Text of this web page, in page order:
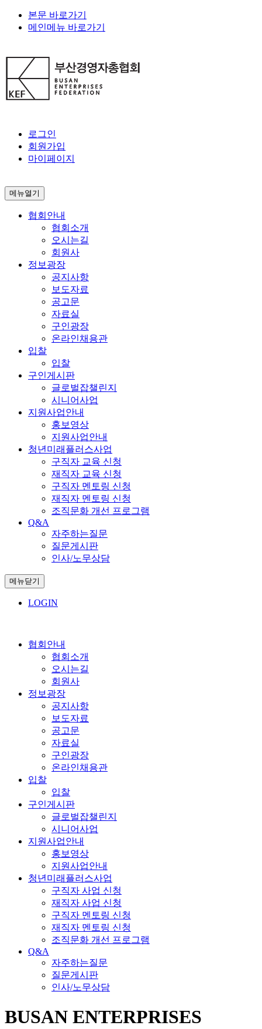
본문 바로가기
메인메뉴 바로가기
로그인
회원가입
마이페이지
메뉴열기
협회안내
협회소개
오시는길
회원사
정보광장
공지사항
보도자료
공고문
자료실
구인광장
온라인채용관
입찰
입찰
구인게시판
글로벌잡챌린지
시니어사업
지원사업안내
홍보영상
지원사업안내
청년미래플러스사업
구직자 교육 신청
재직자 교육 신청
구직자 멘토링 신청
재직자 멘토링 신청
조직문화 개선 프로그램
Q&A
자주하는질문
질문게시판
인사/노무상담
메뉴닫기
LOGIN
협회안내
협회소개
오시는길
회원사
정보광장
공지사항
보도자료
공고문
자료실
구인광장
온라인채용관
입찰
입찰
구인게시판
글로벌잡챌린지
시니어사업
지원사업안내
홍보영상
지원사업안내
청년미래플러스사업
구직자 사업 신청
재직자 사업 신청
구직자 멘토링 신청
재직자 멘토링 신청
조직문화 개선 프로그램
Q&A
자주하는질문
질문게시판
인사/노무상담
BUSAN ENTERPRISES